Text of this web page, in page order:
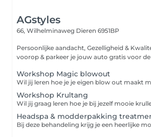
AGstyles
66, Wilhelminaweg Dieren 6951BP
Persoonlijke aandacht, Gezelligheid &
voorop & parkeer je jouw auto gratis voor
Workshop Magic blowout
Workshop Krultang
Headspa & modderpakking